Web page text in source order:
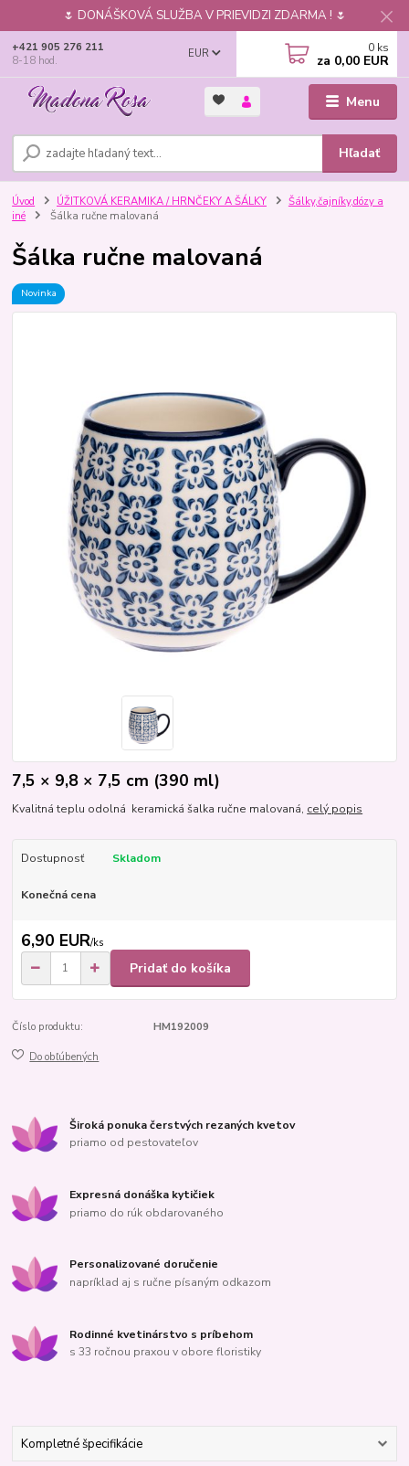
🌷 DONÁŠKOVÁ SLUŽBA V PRIEVIDZI ZDARMA ! 🌷
Menu
EUR
Hľadať
+421 905 276 211
8-18 hod.
0 ks
za 0,00 EUR
Úvod ÚŽITKOVÁ KERAMIKA / HRNČEKY A ŠÁLKY
Šálky,čajníky,dózy a
iné
Šálka ručne malovaná
Šálka ručne malovaná
Novinka
7,5 × 9,8 × 7,5 cm (390 ml)
Kvalitná teplu odolná keramická šalka ručne malovaná, celý popis
Dostupnosť Skladom
Konečná cena
6,90 EUR/ks
Pridať do košíka
Číslo produktu: HM192009
Do obľúbených
Široká ponuka čerstvých rezaných kvetov
priamo od pestovateľov
Expresná donáška kytičiek
priamo do rúk obdarovaného
Personalizované doručenie
napríklad aj s ručne písaným odkazom
Rodinné kvetinárstvo s príbehom
s 33 ročnou praxou v obore floristiky
Kompletné špecifikácie